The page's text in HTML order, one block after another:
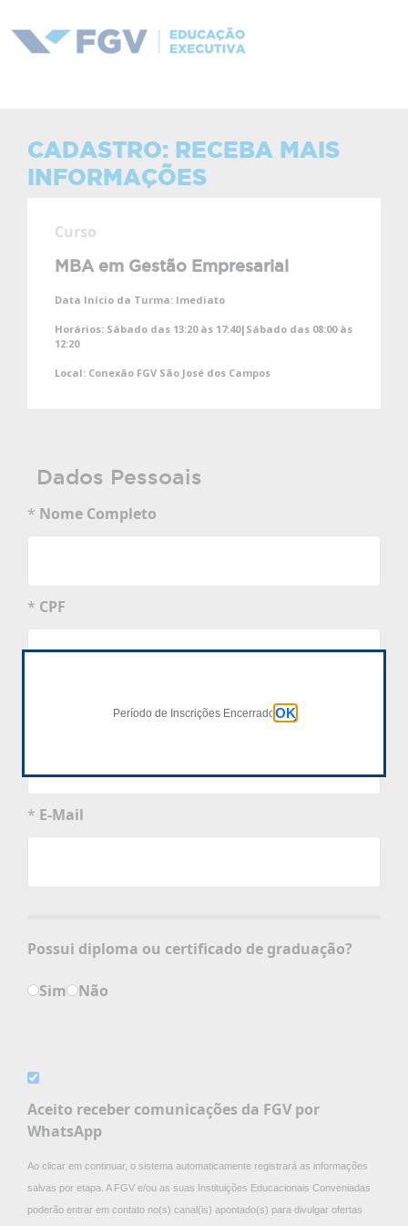
CADASTRO: RECEBA MAIS
INFORMAÇÕES
Curso
MBA em Gestão Empresarial
Data Início da Turma: Imediato
Horários: Sábado das 13:20 às 17:40|Sábado das 08:00 às
12:20
Local: Conexão FGV São José dos Campos
Dados Pessoais
* Nome Completo
* CPF
Data de Nascimento dd/mm/aaaa
* E-Mail
Possui diploma ou certificado de graduação?
Sim Não
Aceito receber comunicações da FGV por
WhatsApp
Ao clicar em continuar, o sistema automaticamente registrará as informações
salvas por etapa. A FGV e/ou as suas Instituições Educacionais Conveniadas
poderão entrar em contato no(s) canal(is) apontado(s) para divulgar ofertas
Período de Inscrições Encerrado OK